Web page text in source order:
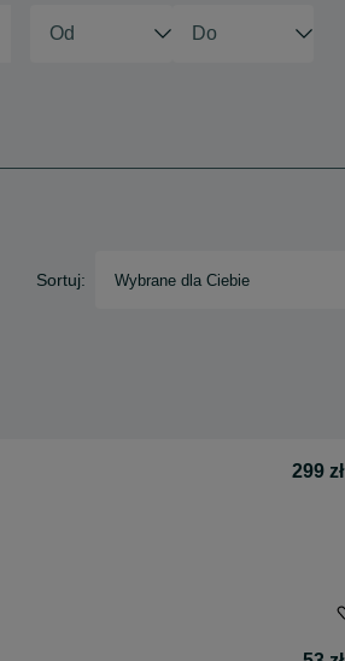
Sortuj: Wybrane dla Ciebie
299 zł